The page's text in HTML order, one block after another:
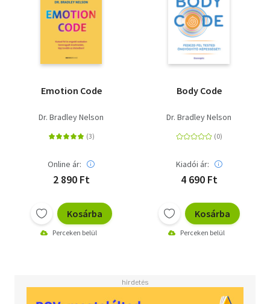
Emotion Code
Dr. Bradley Nelson
Online ár:
2 890 Ft
Kosárba
Perceken belül
Body Code
Dr. Bradley Nelson
Kiadói ár:
4 690 Ft
Kosárba
Perceken belül